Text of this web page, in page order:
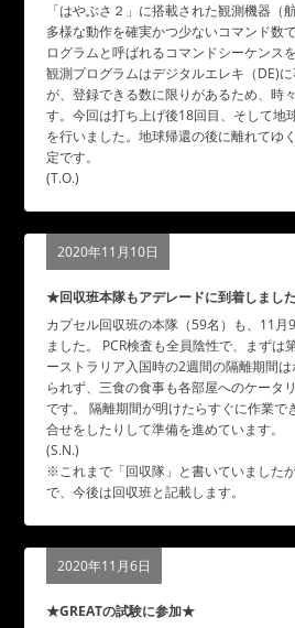
「はやぶさ２」に搭載された観測機器（
多様な動作を確実かつ少ないコマンド数
ログラムと呼ばれるコマンドシーケンス
観測プログラムはデジタルエレキ（DE)
が、登録できる数に限りがあるため、時
す。今回は打ち上げ後18回目、そして地
を行いました。地球帰還の後に離れてゆ
定です。
(T.O.)
2020年11月10日
★回収班本隊もアデレードに到着しまし
カプセル回収班の本隊（59名）も、11月
ました。 PCR検査も全員陰性で、まずは
ーストラリア入国時の2週間の隔離期間
られず、三食の食事も各部屋へのケータ
です。 隔離期間が明けたらすぐに作業で
合せをしたりして準備を進めています。
(S.N.)
※これまで「回収隊」と書いていました
で、今後は回収班と記載します。
2020年11月6日
★GREATの試験に参加★